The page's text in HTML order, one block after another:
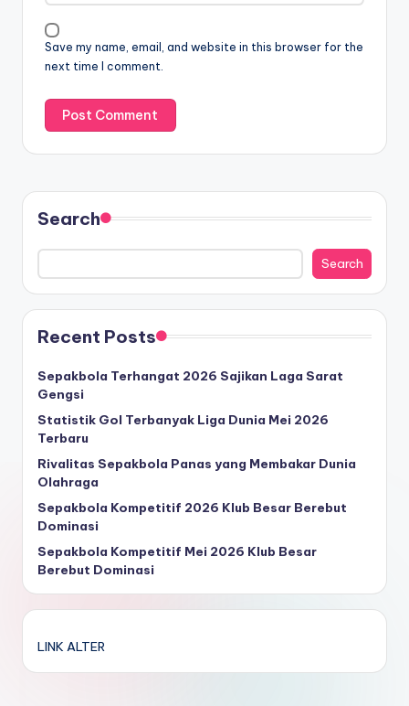
Save my name, email, and website in this browser for the
next time I comment.
Search
Search
Recent Posts
Sepakbola Terhangat 2026 Sajikan Laga Sarat
Gengsi
Statistik Gol Terbanyak Liga Dunia Mei 2026
Terbaru
Rivalitas Sepakbola Panas yang Membakar Dunia
Olahraga
Sepakbola Kompetitif 2026 Klub Besar Berebut
Dominasi
Sepakbola Kompetitif Mei 2026 Klub Besar
Berebut Dominasi
LINK ALTER